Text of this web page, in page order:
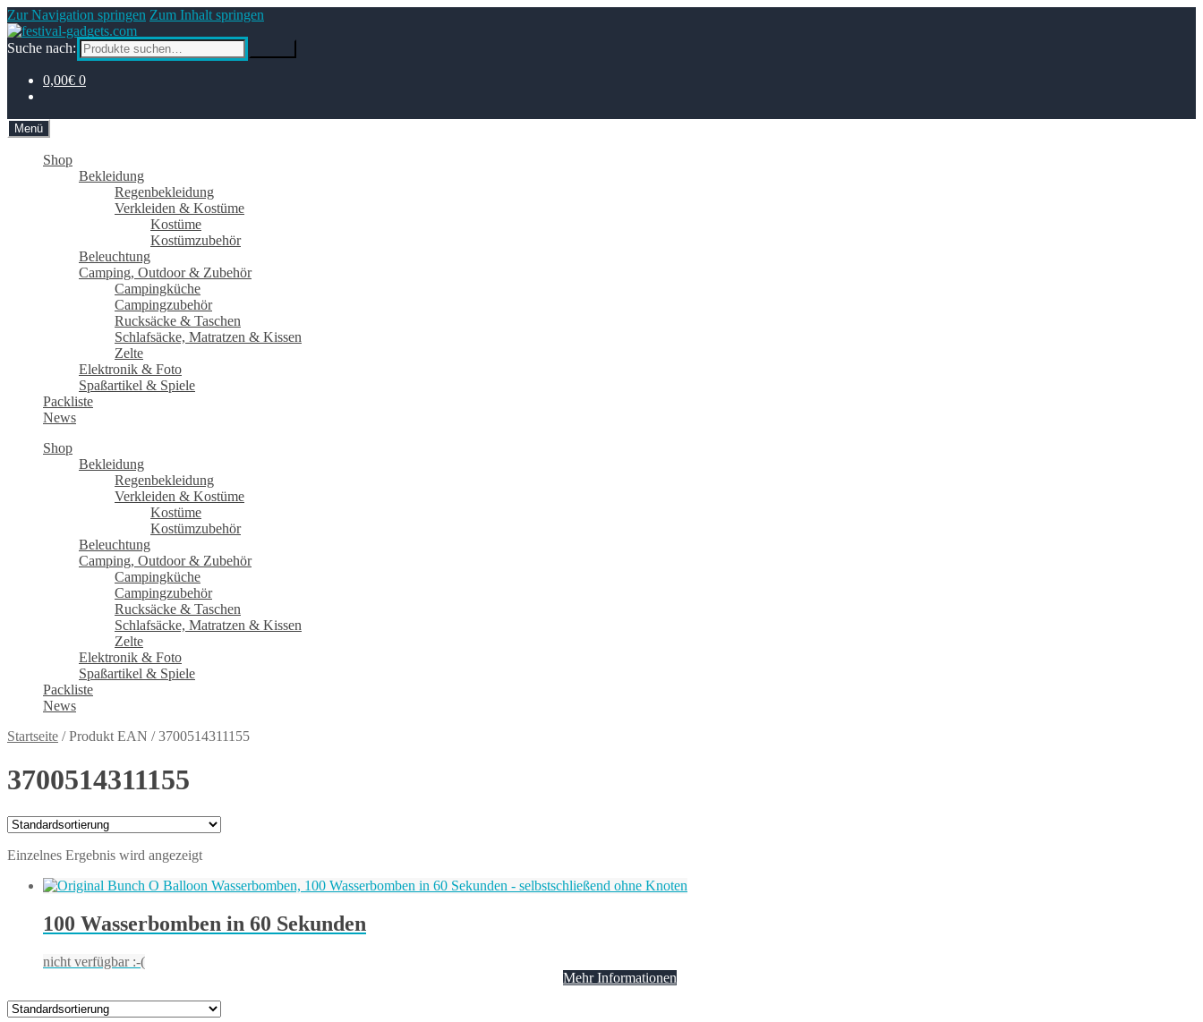
Zur Navigation springen Zum Inhalt springen
Suche nach:
0,00€ 0
Menü
Shop
Bekleidung
Regenbekleidung
Verkleiden & Kostüme
Kostüme
Kostümzubehör
Beleuchtung
Camping, Outdoor & Zubehör
Campingküche
Campingzubehör
Rucksäcke & Taschen
Schlafsäcke, Matratzen & Kissen
Zelte
Elektronik & Foto
Spaßartikel & Spiele
Packliste
News
Shop
Bekleidung
Regenbekleidung
Verkleiden & Kostüme
Kostüme
Kostümzubehör
Beleuchtung
Camping, Outdoor & Zubehör
Campingküche
Campingzubehör
Rucksäcke & Taschen
Schlafsäcke, Matratzen & Kissen
Zelte
Elektronik & Foto
Spaßartikel & Spiele
Packliste
News
Startseite /Produkt EAN /3700514311155
3700514311155
Einzelnes Ergebnis wird angezeigt
100 Wasserbomben in 60 Sekunden
nicht verfügbar :-(
Mehr Informationen